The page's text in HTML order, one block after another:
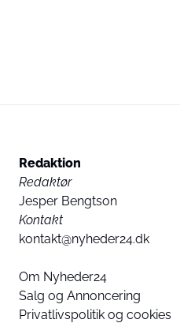
Redaktion
Redaktør
Jesper Bengtson
Kontakt
kontakt@nyheder24.dk
Om Nyheder24
Salg og Annoncering
Privatlivspolitik og cookies